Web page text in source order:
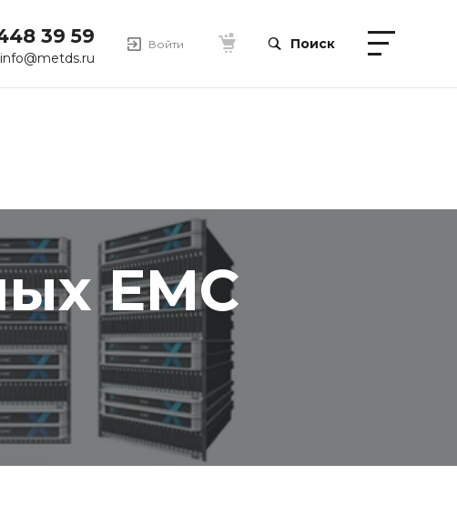
39 59
info@metds.ru
Войти Поиск
EMC